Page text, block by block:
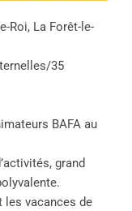
Roi, La Forêt-le-
35
BAFA au
grand
les vacances de